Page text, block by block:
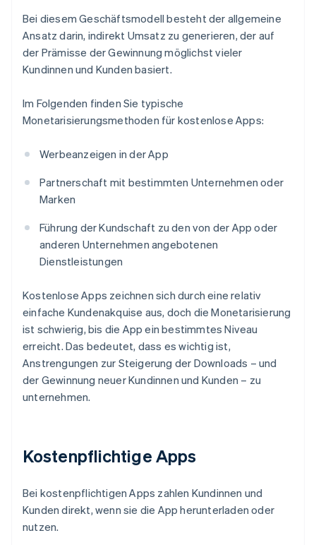
Bei diesem Geschäftsmodell besteht der allgemeine
Ansatz darin, indirekt Umsatz zu generieren, der auf
der Prämisse der Gewinnung möglichst vieler
Kundinnen und Kunden basiert.
Im Folgenden finden Sie typische
Monetarisierungsmethoden für kostenlose Apps:
Werbeanzeigen in der App
Partnerschaft mit bestimmten Unternehmen oder
Marken
Führung der Kundschaft zu den von der App oder
anderen Unternehmen angebotenen
Dienstleistungen
Kostenlose Apps zeichnen sich durch eine relativ
einfache Kundenakquise aus, doch die Monetarisierung
ist schwierig, bis die App ein bestimmtes Niveau
erreicht. Das bedeutet, dass es wichtig ist,
Anstrengungen zur Steigerung der Downloads – und
der Gewinnung neuer Kundinnen und Kunden – zu
unternehmen.
Kostenpflichtige Apps
Bei kostenpflichtigen Apps zahlen Kundinnen und
Kunden direkt, wenn sie die App herunterladen oder
nutzen.